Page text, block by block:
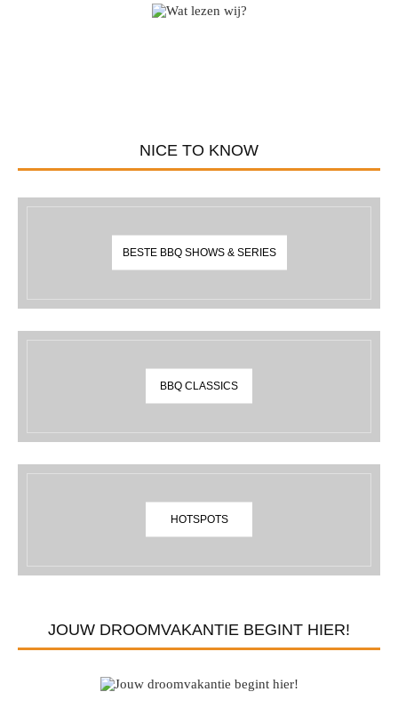
NICE TO KNOW
BESTE BBQ SHOWS & SERIES
BBQ CLASSICS
HOTSPOTS
JOUW DROOMVAKANTIE BEGINT HIER!